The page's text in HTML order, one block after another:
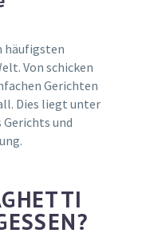
häufigsten
Von schicken
Gerichten
Dies liegt unter
und